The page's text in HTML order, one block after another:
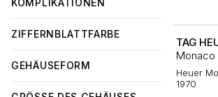
KOMPLIKATIONEN
ZIFFERNBLATTFARBE
GEHÄUSEFORM
TAG
Monaco
Heuer
1970